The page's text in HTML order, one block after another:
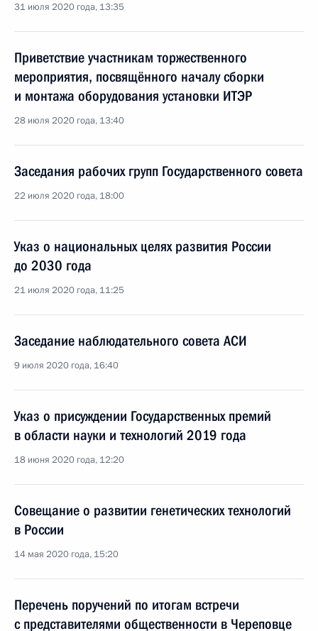
31 июля 2020 года, 13:35
Приветствие участникам торжественного
мероприятия, посвящённого началу сборки
и монтажа оборудования установки ИТЭР
28 июля 2020 года, 13:40
Заседания рабочих групп Государственного совета
22 июля 2020 года, 18:00
Указ о национальных целях развития России
до 2030 года
21 июля 2020 года, 11:25
Заседание наблюдательного совета АСИ
9 июля 2020 года, 16:40
Указ о присуждении Государственных премий
в области науки и технологий 2019 года
18 июня 2020 года, 12:20
Совещание о развитии генетических технологий
в России
14 мая 2020 года, 15:20
Перечень поручений по итогам встречи
с представителями общественности в Череповце